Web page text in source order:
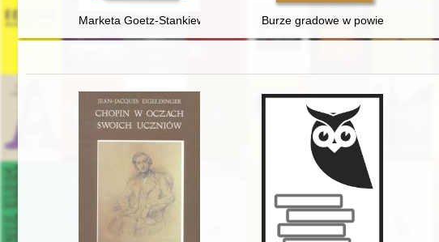
Marketa Goetz-Stankiewicz (6 XI 1927 - 15 II 2022)
Burze gradowe w powiecie